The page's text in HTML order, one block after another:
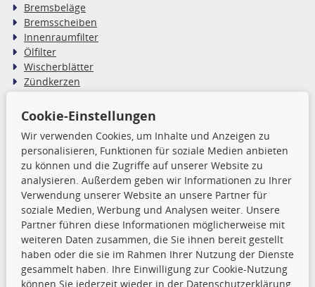
Bremsbeläge
Bremsscheiben
Innenraumfilter
Ölfilter
Wischerblätter
Zündkerzen
TecDoc Inside
Die hier angezeigten Daten,
insbesondere die gesamte Datenbank,
dürfen nicht kopiert werden. Es ist zu
unterlassen, die Daten oder die gesamte Datenbank ohne
vorherige Zustimmung TecDocs zu vervielfältigen, zu
verbreiten und/oder diese Handlungen durch Dritte ausführen
zu lassen. Ein Zuwiderhandeln stellt eine
Urheberrechtsverletzung dar und wird verfolgt.
Cookie-Einstellungen
Wir verwenden Cookies, um Inhalte und Anzeigen zu
personalisieren, Funktionen für soziale Medien anbieten
zu können und die Zugriffe auf unserer Website zu
analysieren. Außerdem geben wir Informationen zu Ihrer
Verwendung unserer Website an unsere Partner für
soziale Medien, Werbung und Analysen weiter. Unsere
Partner führen diese Informationen möglicherweise mit
weiteren Daten zusammen, die Sie ihnen bereit gestellt
haben oder die sie im Rahmen Ihrer Nutzung der Dienste
gesammelt haben. Ihre Einwilligung zur Cookie-Nutzung
können Sie jederzeit wieder in der Datenschutzerklärung